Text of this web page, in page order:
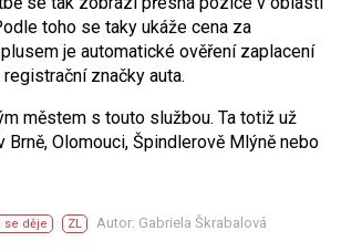
toho se taky ukáže cena za
je automatické ověření zaplacení
značky auta.
městem s touto službou. Ta totiž už
Brně, Olomouci, Špindlerově Mlýně nebo
se děje ZL Autor: Gabriela Škrabalová